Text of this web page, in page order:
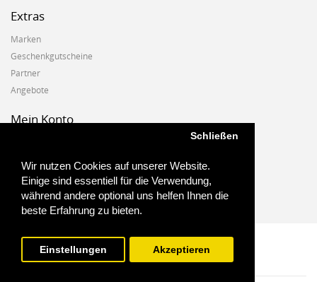
Wir nutzen Cookies auf unserer Website.
Einige sind essentiell für die Verwendung,
während andere optional uns helfen Ihnen die
beste Erfahrung zu bieten.
Schließen
Einstellungen Akzeptieren
Extras
Marken
Geschenkgutscheine
Partner
Angebote
Mein Konto
Auftragshistorie
Wunschzettel
Newsletter
Biostoffe.at - 2025